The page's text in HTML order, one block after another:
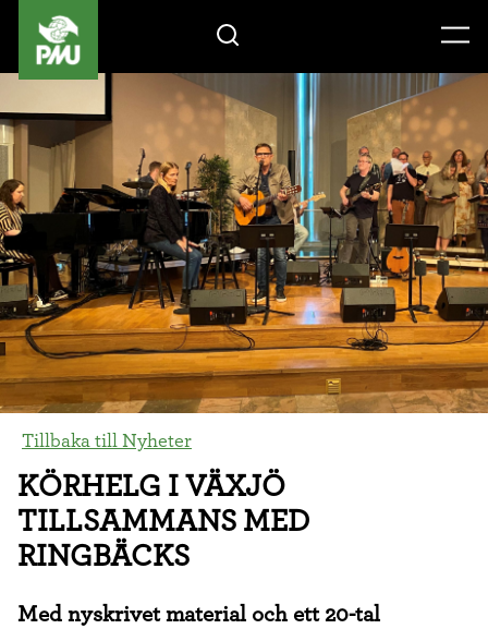
Tillbaka till Nyheter
KÖRHELG I VÄXJÖ
TILLSAMMANS MED
RINGBÄCKS
Med nyskrivet material och ett 20-tal